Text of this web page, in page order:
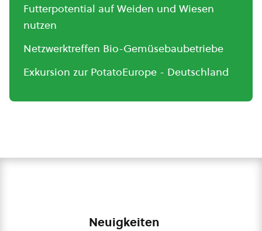
Futterpotential auf Weiden und Wiesen
nutzen
Netzwerktreffen Bio-Gemüsebaubetriebe
Exkursion zur PotatoEurope - Deutschland
Neuigkeiten